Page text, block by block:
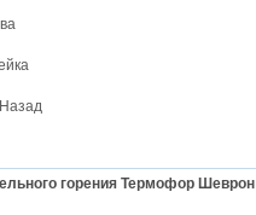
горения Термофор Шеврон